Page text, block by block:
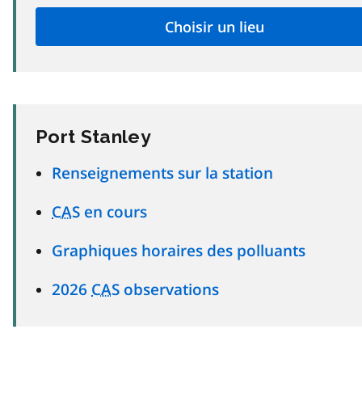
Port Stanley
Renseignements sur la station
CAS en cours
Graphiques horaires des polluants
2026 CAS observations